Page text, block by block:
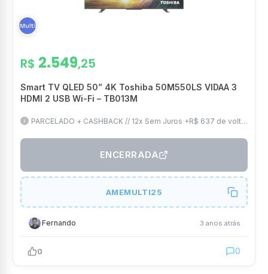
R$ 2.549,25
Smart TV QLED 50” 4K Toshiba 50M550LS VIDAA 3
HDMI 2 USB Wi-Fi – TB013M
PARCELADO + CASHBACK // 12x Sem Juros +R$ 637 de volta
ENCERRADA
AMEMULTI25
Fernando 3 anos atrás
0 0